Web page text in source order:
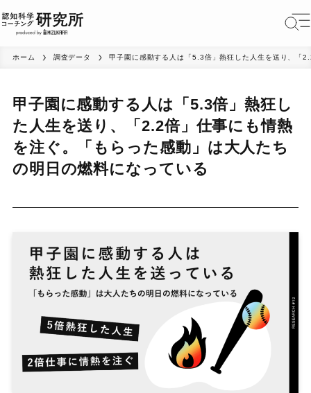
ホーム 調査データ 甲子園に感動する人は「5.3倍」熱狂した人生を送り、「
甲子園に感動する人は「5.3倍」熱狂し
た人生を送り、「2.2倍」仕事にも情熱
を注ぐ。「もらった感動」は大人たち
の明日の燃料になっている